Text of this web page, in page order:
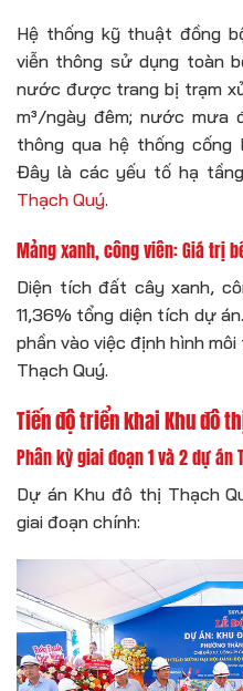
Hệ thống kỹ thuật đồng
viễn thông sử dụng toàn
nước được trang bị trạm
m³/ngày đêm; nước mưa
thông qua hệ thống cống
Đây là các yếu tố hạ
Thạch Quý.
Mảng xanh, công viên: Giá trị
Diện tích đất cây xanh,
11,36% tổng diện tích dự
phần vào việc định hình
Thạch Quý.
Tiến độ triển khai Khu đô
Phân kỳ giai đoạn 1 và 2 dự án
Dự án Khu đô thị Thạch
giai đoạn chính: